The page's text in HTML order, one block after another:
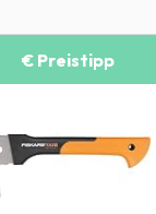
€ Preistipp